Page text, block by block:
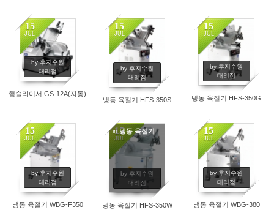
15
JUL
by 후지수원
대리점
햄슬라이서 GS-12A(자동)
15
JUL
by 후지수원
대리점
냉동 육절기 HFS-350S
15
JUL
by 후지수원
대리점
냉동 육절기 HFS-350G
15
JUL
by 후지수원
대리점
냉동 육절기 WBG-F350
15
JUL
by 후지수원
대리점
in냉동 육절기
냉동 육절기 HFS-350W
15
JUL
by 후지수원
대리점
냉동 육절기 WBG-380